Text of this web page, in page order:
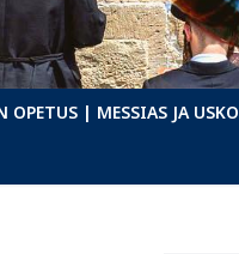
OPETUS | MESSIAS JA USKO